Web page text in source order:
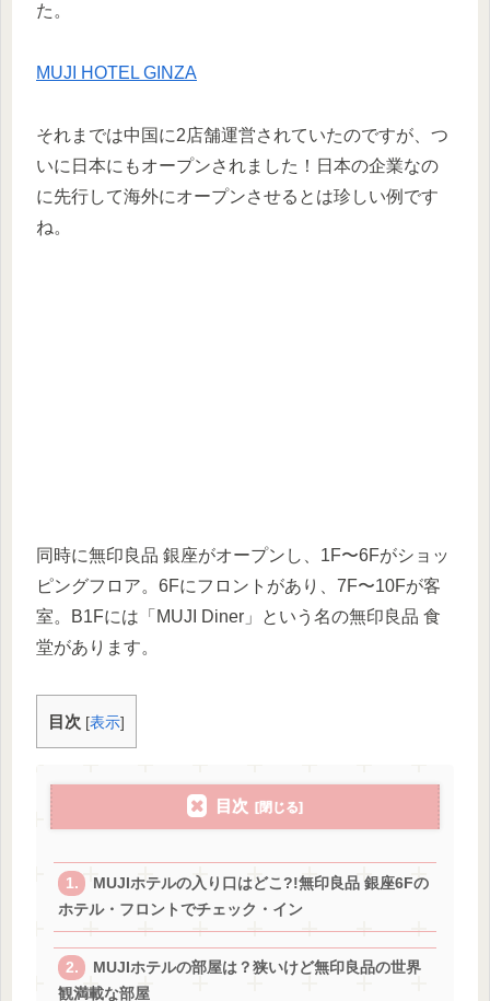
た。
MUJI HOTEL GINZA
それまでは中国に2店舗運営されていたのですが、つ
いに日本にもオープンされました！日本の企業なの
に先行して海外にオープンさせるとは珍しい例です
ね。
同時に無印良品 銀座がオープンし、1F〜6Fがショッ
ピングフロア。6Fにフロントがあり、7F〜10Fが客
室。B1Fには「MUJI Diner」という名の無印良品 食
堂があります。
目次 [表示]
目次
MUJIホテルの入り口はどこ?!無印良品 銀座6Fの
ホテル・フロントでチェック・イン
MUJIホテルの部屋は？狭いけど無印良品の世界
観満載な部屋